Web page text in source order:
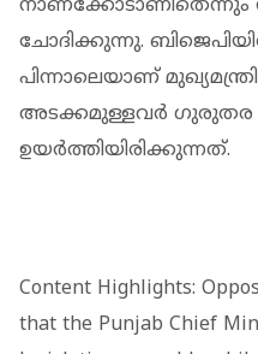
നാണക്കോടാണിതെന്നും
ചോദിക്കുന്നു.
പിന്നാലെയാണ്
അടക്കമുള്ളവർ
ഉയർത്തിയിരിക്കുന്നത്.
Content Highlights:
that the Punjab Chief